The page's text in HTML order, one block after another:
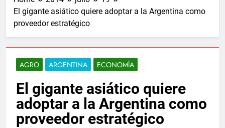
El gigante asiático quiere adoptar a la Argentina como
proveedor estratégico
AGRO ARGENTINA ECONOMÍA
El gigante asiático quiere
adoptar a la Argentina como
proveedor estratégico